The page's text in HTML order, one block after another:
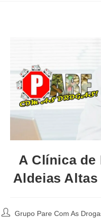
A Clínica de
Aldeias
AutorGrupo Pare Com As